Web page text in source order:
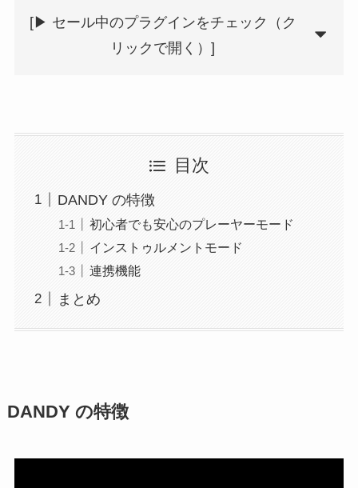
[▶︎ セール中のプラグインをチェック（ク
リックで開く）]
目次
DANDY の特徴
初心者でも安心のプレーヤーモード
インストゥルメントモード
連携機能
まとめ
DANDY の特徴